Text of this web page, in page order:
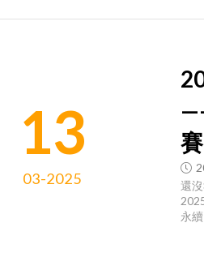
13
03-2025
還
永